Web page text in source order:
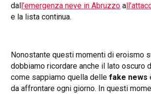
dall’emergenza neve in Abruzzo a
e la lista continua.
Nonostante questi momenti di eroismo
dobbiamo ricordare anche il lato oscuro
come sappiamo quella dellefake news
da affrontare ogni giorno. In questi